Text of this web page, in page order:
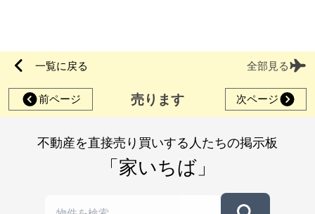
一覧に戻る 全部見る
前ページ 売ります 次ページ
不動産を直接売り買いする人たちの掲示板
「家いちば」